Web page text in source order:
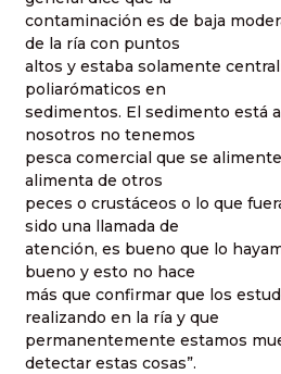
contaminación es de baja
de la ría con puntos
altos y estaba solamente
poliarómaticos en
sedimentos. El sedimento está
nosotros no tenemos
pesca comercial que se
alimenta de otros
peces o crustáceos o lo que
sido una llamada de
atención, es bueno que lo
bueno y esto no hace
más que confirmar que los
realizando en la ría y que
permanentemente estamos
detectar estas cosas”.